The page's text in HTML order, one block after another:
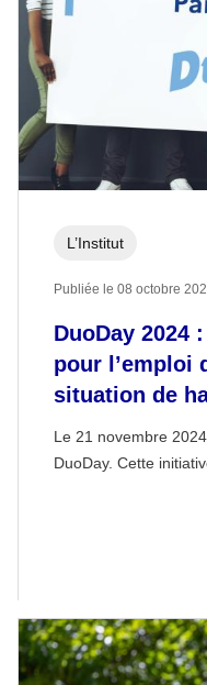
DuoDay 2024
pour l’emploi
situation de
Le 21 novembre
DuoDay. Cette
L’Institut
Publiée le 08 octobre